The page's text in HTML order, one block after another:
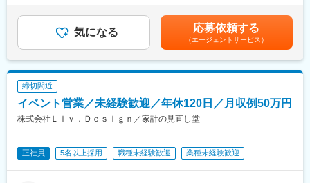
■魅力
◎安心の入社後フォロー：入社半年間は人事・営業教育・配属先
による3方向の研修体制
◎挑戦を後押しする社風：年次に関係なく意見を発信できる風土
文化が根付いており、「健康経営優良法人」「えるぼし」「くる
みん」などの認定を取得
◎休暇制度：有給休暇とは別に、年5日間連続のリフレッシュ休暇
地勤務手当や、一定以上の役職で勤務エリアを選択できる制度あ
今回募集の審査分析部は10名で構成をされており、AIや機械学習
などデータサイエンティストとしての高度な分析を行い、分析結
果を業務適用することがミッションです。
おけるモデリング～アクション実施等、案件が多数走っており、
経営に対して数千万円規模の利益改善が見込めるようなインパク
トのある業務に携わることができます。
協業をしているので、大規模データに触れながら課題分析～改善
ティブ）：年1回（会社業績および個人貢献度によりを支給）賃金
はあくまでも目安の金額であり、選考を通じて上下する可能性が
あります。月給(月額)は固定手当を含めた表記です。
気になる 応募依頼する
（エージェントサービス）
締切間近
イベント営業／未経験歓迎／年休120日／月収例50万円
株式会社Ｌｉｖ．Ｄｅｓｉｇｎ／家計の見直し堂
正社員 5名以上採用 職種未経験歓迎 業種未経験歓迎